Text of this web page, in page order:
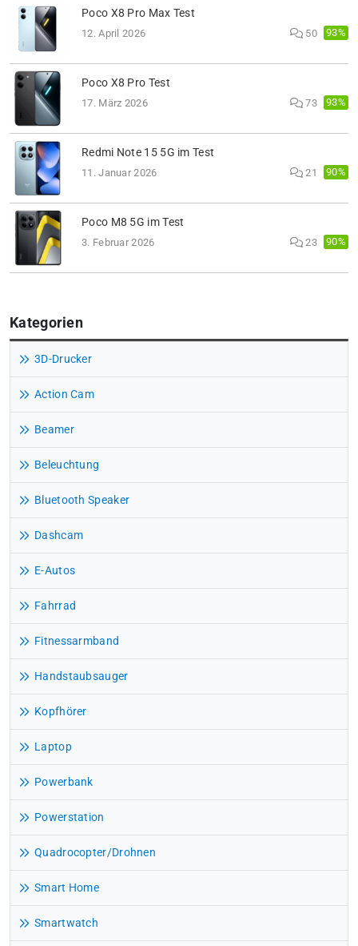
Poco X8 Pro Max Test
12. April 2026 50 93%
Poco X8 Pro Test
17. März 2026 73 93%
Redmi Note 15 5G im Test
11. Januar 2026 21 90%
Poco M8 5G im Test
3. Februar 2026 23 90%
Kategorien
3D-Drucker
Action Cam
Beamer
Beleuchtung
Bluetooth Speaker
Dashcam
E-Autos
Fahrrad
Fitnessarmband
Handstaubsauger
Kopfhörer
Laptop
Powerbank
Powerstation
Quadrocopter/Drohnen
Smart Home
Smartwatch